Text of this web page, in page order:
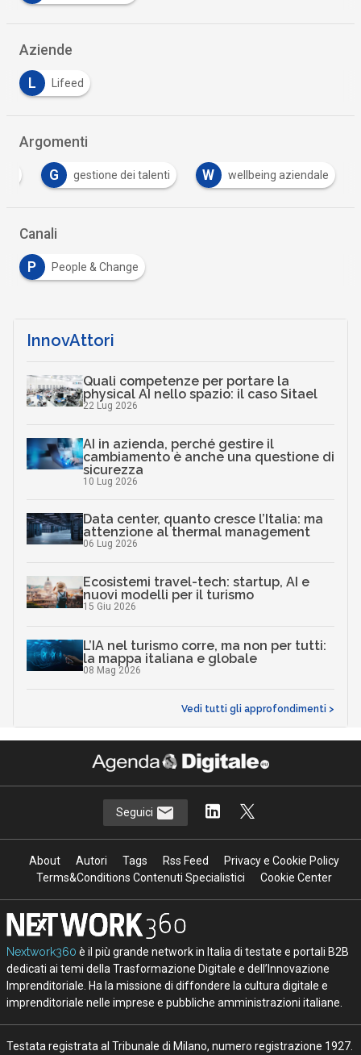
Aziende
L Lifeed
Argomenti
G gestione dei talenti W wellbeing aziendale
Canali
P People & Change
InnovAttori
Quali competenze per portare la
physical AI nello spazio: il caso Sitael
22 Lug 2026
AI in azienda, perché gestire il
cambiamento è anche una questione di
sicurezza
10 Lug 2026
Data center, quanto cresce l’Italia: ma
attenzione al thermal management
06 Lug 2026
Ecosistemi travel-tech: startup, AI e
nuovi modelli per il turismo
15 Giu 2026
L’IA nel turismo corre, ma non per tutti:
la mappa italiana e globale
08 Mag 2026
Vedi tutti gli approfondimenti >
Seguici
About Autori Tags Rss Feed
Privacy e Cookie Policy
Terms&Conditions Contenuti Specialistici
Cookie Center
Nextwork360 è il più grande network in Italia di testate e portali B2B
dedicati ai temi della Trasformazione Digitale e dell’Innovazione
Imprenditoriale. Ha la missione di diffondere la cultura digitale e
imprenditoriale nelle imprese e pubbliche amministrazioni italiane.
Testata registrata al Tribunale di Milano, numero registrazione 1927.